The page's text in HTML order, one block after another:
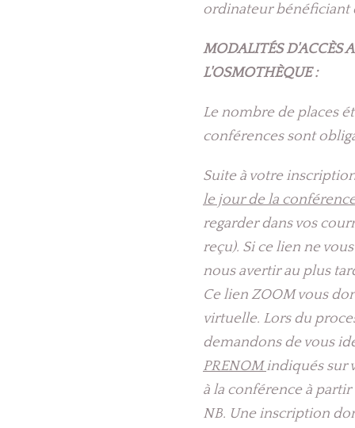
ordinateur bénéficiant
MODALITÉS D'ACCÈS
L'OSMOTHÈQUE :
Le nombre de places
conférences sont
Suite à votre
le jour de la
regarder dans vos
reçu). Si ce lien ne
nous avertir au plus
Ce lien ZOOM vous
virtuelle. Lors du
demandons de vous
PRENOMindiqués sur
à la conférence à
NB. Une inscription